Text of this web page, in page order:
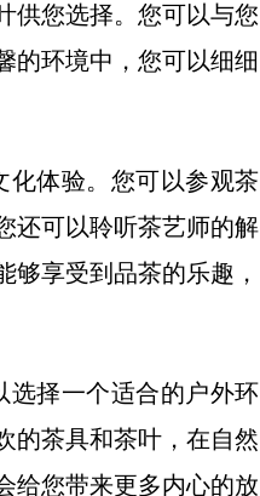
供您选择。您可以与您
的环境中，您可以细细
化体验。您可以参观茶
还可以聆听茶艺师的解
享受到品茶的乐趣，
选择一个适合的户外环
的茶具和茶叶，在自然
给您带来更多内心的放